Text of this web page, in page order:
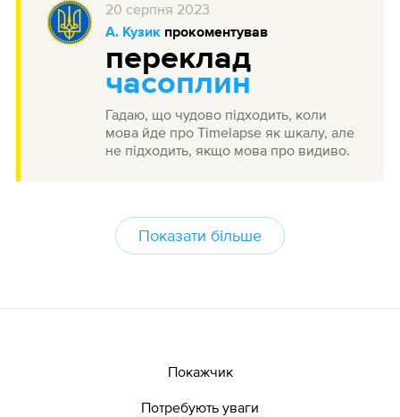
20 серпня 2023
А. Кузикпрокоментував
переклад
часоплин
Гадаю, що чудово підходить, коли
мова йде про Timelapse як шкалу, але
не підходить, якщо мова про видиво.
Показати більше
Покажчик
Потребують уваги